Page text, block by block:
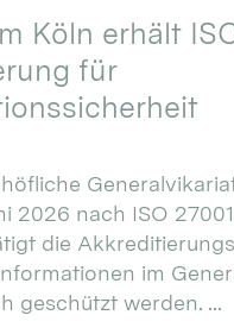
Köln erhält
für
2026 nach ISO
die
im
geschützt werden. ...